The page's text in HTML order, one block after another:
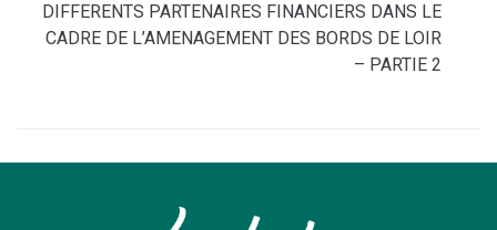
DIFFERENTS PARTENAIRES FINANCIERS DANS LE
CADRE DE L’AMENAGEMENT DES BORDS DE LOIR
– PARTIE 2